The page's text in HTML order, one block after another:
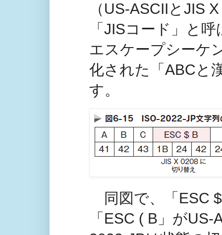
（US-ASCIIとJIS
「JISコード」と
エスケープシーケ
化された「ABCと
す。
同図で、「ESC
「ESC ( B」が